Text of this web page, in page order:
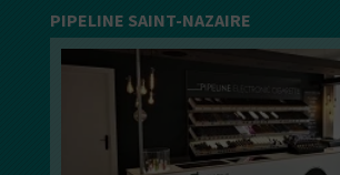
PIPELINE SAINT-NAZAIRE